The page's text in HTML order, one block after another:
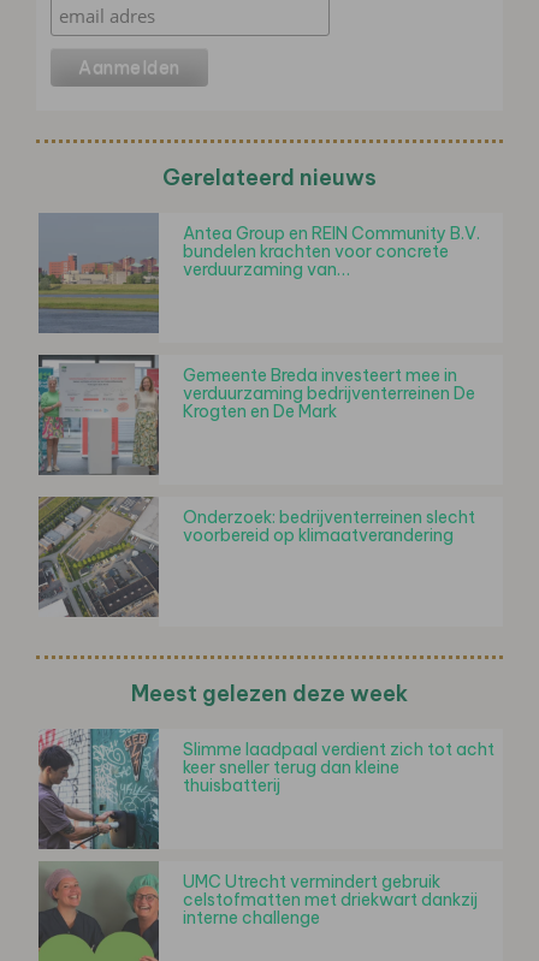
Gerelateerd nieuws
Antea Group en REIN Community B.V.
bundelen krachten voor concrete
verduurzaming van…
Gemeente Breda investeert mee in
verduurzaming bedrijventerreinen De
Krogten en De Mark
Onderzoek: bedrijventerreinen slecht
voorbereid op klimaatverandering
Meest gelezen deze week
Slimme laadpaal verdient zich tot acht
keer sneller terug dan kleine
thuisbatterij
UMC Utrecht vermindert gebruik
celstofmatten met driekwart dankzij
interne challenge